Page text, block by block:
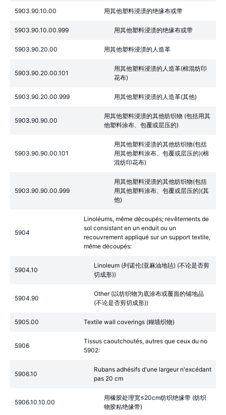
5903.90.10.00 用其他塑料浸渍的绝缘布或带
5903.90.10.00.999 用其他塑料浸渍的绝缘布或带
5903.90.20.00 用其他塑料浸渍的人造革
5903.90.20.00.101
用其他塑料浸渍的人造革(棉混纺印
花布)
5903.90.20.00.999 用其他塑料浸渍的人造革(其他)
5903.90.90.00
用其他塑料浸渍的其他纺织物 (包括用其
他塑料涂布、包覆或层压的)
5903.90.90.00.101
用其他塑料浸渍的其他纺织物(包括
用其他塑料涂布、包覆或层压的)(棉
混纺印花布)
5903.90.90.00.999
用其他塑料浸渍的其他纺织物(包括
用其他塑料涂布、包覆或层压的)(其
他)
5904
Linoléums, même découpés; revêtements de
sol consistant en un enduit ou un
recouvrement appliqué sur un support textile,
même découpés:
5904.10
Linoleum (列诺伦(亚麻油地毡) (不论是否剪
切成形))
5904.90
Other (以纺织物为底涂布或覆面的铺地品
(不论是否剪切成形))
5905.00 Textile wall coverings (糊墙织物)
5906
Tissus caoutchoutés, autres que ceux du no
5902:
5906.10
Rubans adhésifs d'une largeur n'excédant
pas 20 cm
5906.10.10.00
用橡胶处理宽≤20cm纺织绝缘带 (纺织
物胶粘绝缘带)